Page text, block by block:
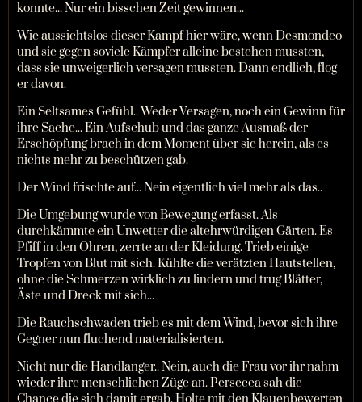
konnte... Nur ein bisschen Zeit gewinnen...
Wie aussichtslos dieser Kampf hier wäre, wenn Desmondeo
und sie gegen soviele Kämpfer alleine bestehen mussten,
dass sie unweigerlich versagen mussten. Dann endlich, flog
er davon.
Ein Seltsames Gefühl.. Weder Versagen, noch ein Gewinn für
ihre Sache... Ein Aufschub und das ganze Ausmaß der
Erschöpfung brach in dem Moment über sie herein, als es
nichts mehr zu beschützen gab.
Der Wind frischte auf... Nein eigentlich viel mehr als das..
Die Umgebung wurde von Bewegung erfasst. Als
durchkämmte ein Unwetter die altehrwürdigen Gärten. Es
Pfiff in den Ohren, zerrte an der Kleidung. Trieb einige
Tropfen von Blut mit sich. Kühlte die verätzten Hautstellen,
ohne die Schmerzen wirklich zu lindern und trug Blätter,
Äste und Dreck mit sich...
Die Rauchschwaden trieb es mit dem Wind, bevor sich ihre
Gegner nun fluchend materialisierten.
Nicht nur die Handlanger.. Nein, auch die Frau vor ihr nahm
wieder ihre menschlichen Züge an. Persecea sah die